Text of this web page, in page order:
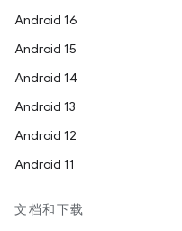
Android 16
Android 15
Android 14
Android 13
Android 12
Android 11
文档和下载